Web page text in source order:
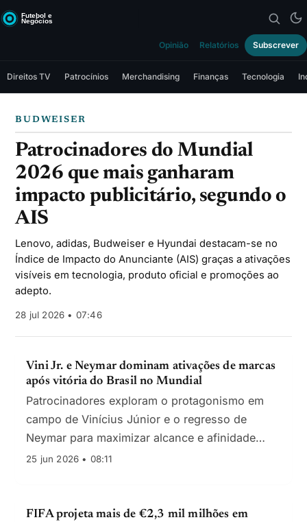
Opinião Relatórios Subscrever
Direitos TV Patrocínios Merchandising Finanças Tecnologia
BUDWEISER
Patrocinadores do Mundial
2026 que mais ganharam
impacto publicitário, segundo o
AIS
Lenovo, adidas, Budweiser e Hyundai destacam-se no
Índice de Impacto do Anunciante (AIS) graças a ativações
visíveis em tecnologia, produto oficial e promoções ao
adepto.
28 jul 2026 • 07:46
Vini Jr. e Neymar dominam ativações de marcas
após vitória do Brasil no Mundial
Patrocinadores exploram o protagonismo em
campo de Vinícius Júnior e o regresso de
Neymar para maximizar alcance e afinidade
durante Brasil–Escócia
25 jun 2026 • 08:11
FIFA projeta mais de €2,3 mil milhões em